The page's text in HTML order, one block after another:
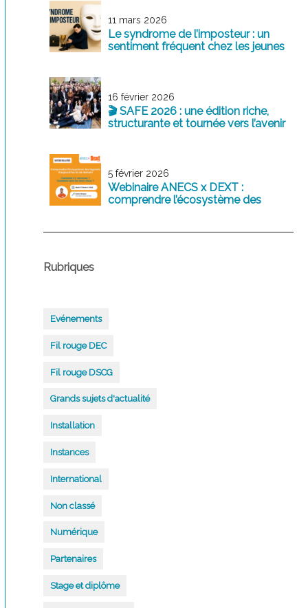
11 mars 2026
Le syndrome de l’imposteur : un
sentiment fréquent chez les jeunes
16 février 2026
🎬 SAFE 2026 : une édition riche,
structurante et tournée vers l’avenir
5 février 2026
Webinaire ANECS x DEXT :
comprendre l’écosystème des
Rubriques
Evénements
Fil rouge DEC
Fil rouge DSCG
Grands sujets d'actualité
Installation
Instances
International
Non classé
Numérique
Partenaires
Stage et diplôme